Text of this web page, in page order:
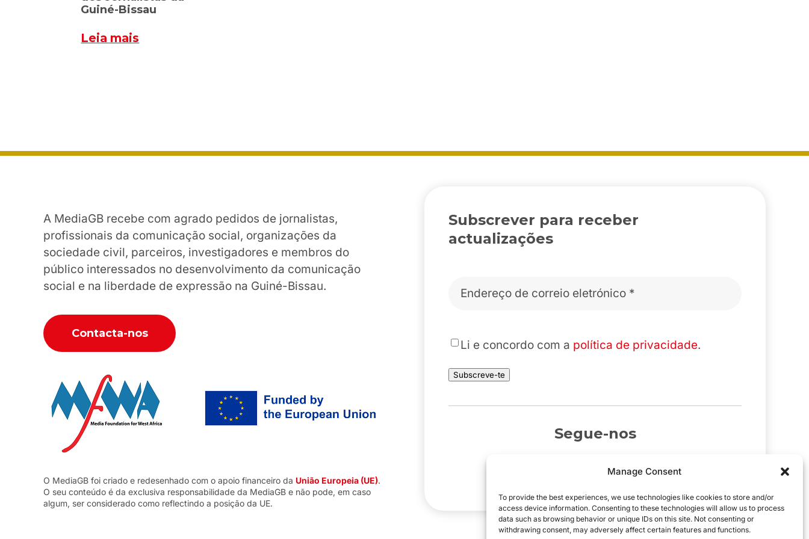
Manage Consent
To provide the best experiences, we use technologies like cookies to store and/or
access device information. Consenting to these technologies will allow us to process
data such as browsing behavior or unique IDs on this site. Not consenting or
withdrawing consent, may adversely affect certain features and functions.
Guiné-Bissau
Leia mais
A MediaGB recebe com agrado pedidos de jornalistas,
profissionais da comunicação social, organizações da
sociedade civil, parceiros, investigadores e membros do
público interessados no desenvolvimento da comunicação
social e na liberdade de expressão na Guiné-Bissau.
Contacta-nos
O MediaGB foi criado e redesenhado com o apoio financeiro da União Europeia (UE).
O seu conteúdo é da exclusiva responsabilidade da MediaGB e não pode, em caso
algum, ser considerado como reflectindo a posição da UE.
Subscrever para receber
actualizações
eletrónico*
* Li e concordo com a política de privacidade.
Subscreve-te
Segue-nos